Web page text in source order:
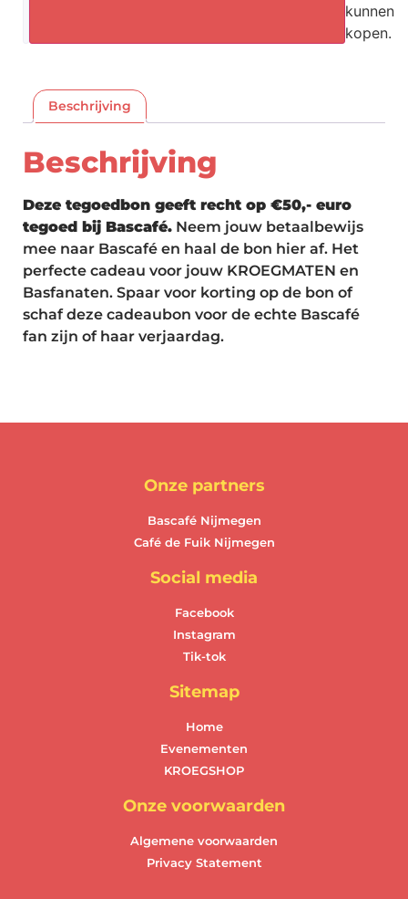
kunnen
kopen.
Beschrijving
Beschrijving
Deze tegoedbon geeft recht op €50,- euro
tegoed bij Bascafé. Neem jouw betaalbewijs
mee naar Bascafé en haal de bon hier af. Het
perfecte cadeau voor jouw KROEGMATEN en
Basfanaten. Spaar voor korting op de bon of
schaf deze cadeaubon voor de echte Bascafé
fan zijn of haar verjaardag.
Onze partners
Bascafé Nijmegen
Café de Fuik Nijmegen
Social media
Facebook
Instagram
Tik-tok
Sitemap
Home
Evenementen
KROEGSHOP
Onze voorwaarden
Algemene voorwaarden
Privacy Statement